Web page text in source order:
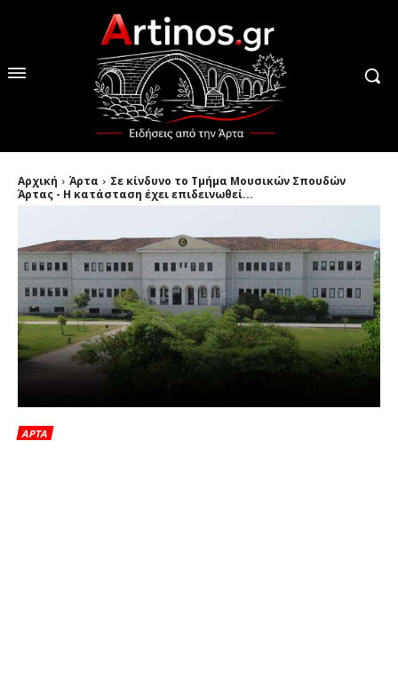
Αρχική Άρτα
Σε κίνδυνο το Τμήμα Μουσικών Σπουδών
Άρτας - Η κατάσταση έχει επιδεινωθεί...
ΑΡΤΑ